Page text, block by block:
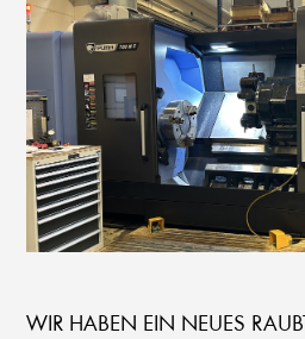
WIR HABEN EIN NEUES